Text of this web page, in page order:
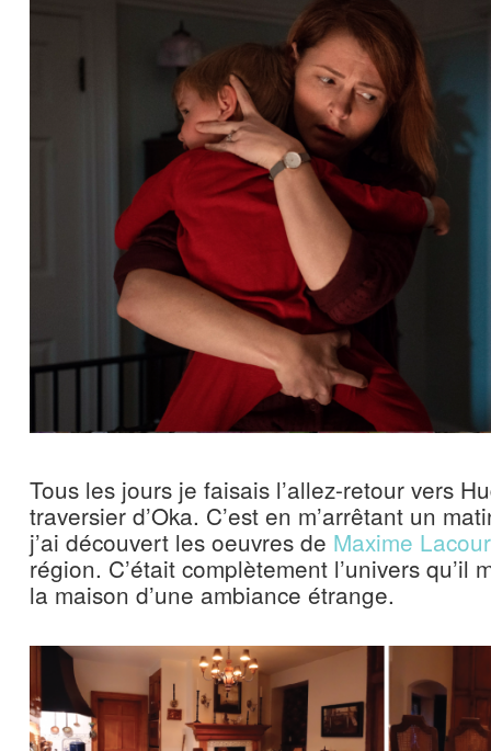
Tous les jours je faisais l’allez-retour vers
traversier d’Oka. C’est en m’arrêtant un
j’ai découvert les oeuvres de Maxime
région. C’était complètement l’univers qu’il
la maison d’une ambiance étrange.